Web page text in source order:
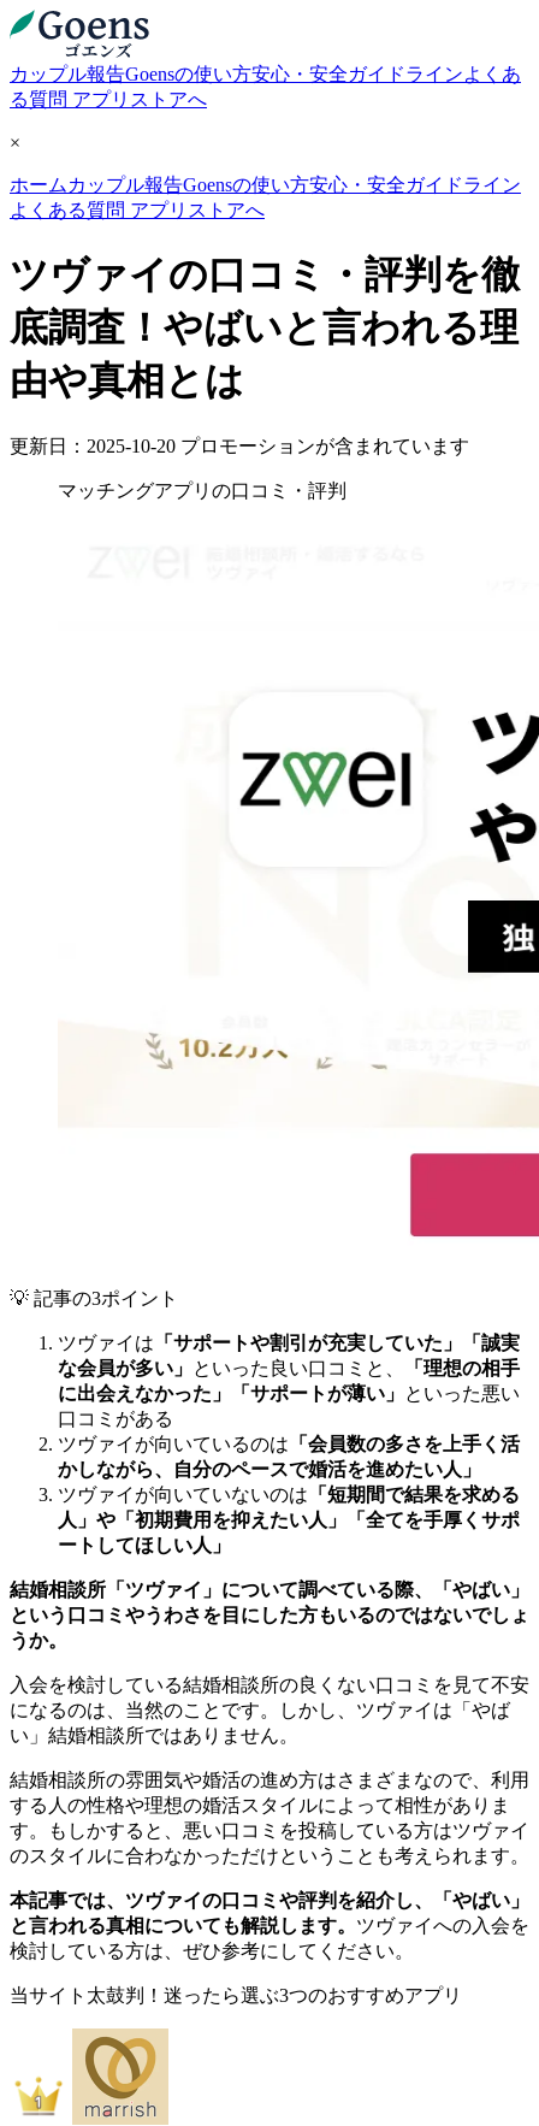
カップル報告Goensの使い方安心・安全ガイドラインよくあ
る質問 アプリストアへ
×
ホーム カップル報告Goensの使い方安心・安全ガイドライン
よくある質問 アプリストアへ
ツヴァイの口コミ・評判を徹
底調査！やばいと言われる理
由や真相とは
更新日：2025-10-20 プロモーションが含まれています
マッチングアプリの口コミ・評判
💡 記事の3ポイント
ツヴァイは 「サポートや割引が充実していた」「誠実
な会員が多い」 といった良い口コミと、
「理想の相手
に出会えなかった」「サポートが薄い」 といった悪い
口コミがある
ツヴァイが向いているのは 「会員数の多さを上手く活
かしながら、自分のペースで婚活を進めたい人」
ツヴァイが向いていないのは 「短期間で結果を求める
人」や「初期費用を抑えたい人」「全てを手厚くサポ
ートしてほしい人」
結婚相談所「ツヴァイ」について調べている際、「やばい」
という口コミやうわさを目にした方もいるのではないでしょ
うか。
入会を検討している結婚相談所の良くない口コミを見て不安
になるのは、当然のことです。しかし、ツヴァイは「やば
い」結婚相談所ではありません。
結婚相談所の雰囲気や婚活の進め方はさまざまなので、利用
する人の性格や理想の婚活スタイルによって相性がありま
す。もしかすると、悪い口コミを投稿している方はツヴァイ
のスタイルに合わなかっただけということも考えられます。
本記事では、ツヴァイの口コミや評判を紹介し、「やばい」
と言われる真相についても解説します。 ツヴァイへの入会を
検討している方は、ぜひ参考にしてください。
当サイト太鼓判！迷ったら選ぶ3つのおすすめアプリ